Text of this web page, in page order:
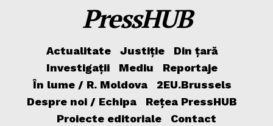
PressHUB
Actualitate Justiție
Din țară
Investigații
Mediu
Reportaje
În lume / R. Moldova
2EU.Brussels
Despre noi / Echipa
Rețea PressHUB
Proiecte editoriale
Contact